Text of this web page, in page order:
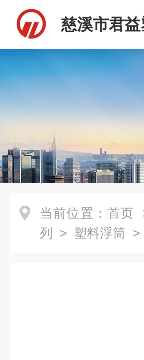
慈溪市君
当前位置： 首页
列
> 塑料浮筒 >